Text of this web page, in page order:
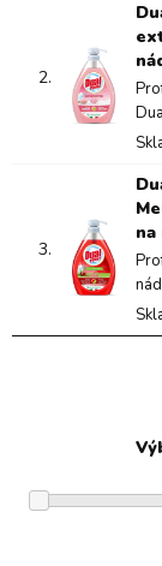
2.
3.
na